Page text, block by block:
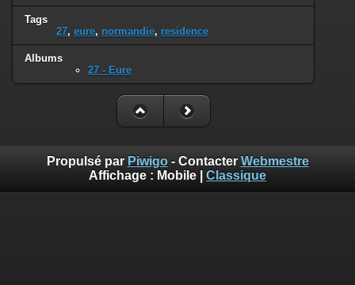
Tags
27, eure, normandie, residence
Albums
27 - Eure
Propulsé par Piwigo- Contacter Webmestre
Affichage : Mobile Classique